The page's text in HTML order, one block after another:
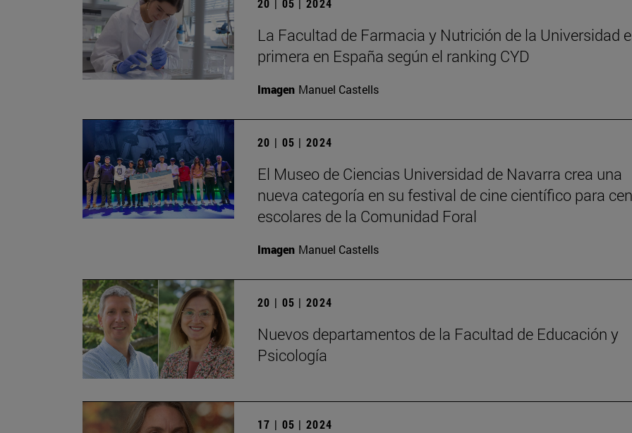
20 | 05 | 2024
La Facultad de Farmacia y Nutrición de la Universidad
primera en España según el ranking CYD
Imagen Manuel Castells
20 | 05 | 2024
El Museo de Ciencias Universidad de Navarra crea una
nueva categoría en su festival de cine científico para
escolares de la Comunidad Foral
Imagen Manuel Castells
20 | 05 | 2024
Nuevos departamentos de la Facultad de Educación y
Psicología
17 | 05 | 2024